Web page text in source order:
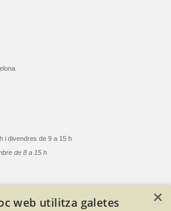
i divendres de 9 a 15 h
de 8 a 15 h
×
web utilitza galetes